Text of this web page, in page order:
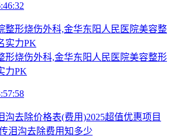
形烧伤外科,金华东阳人民医院美容整形
力PK